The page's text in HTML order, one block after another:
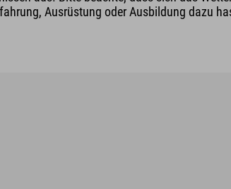
Ausrüstung oder Ausbildung dazu